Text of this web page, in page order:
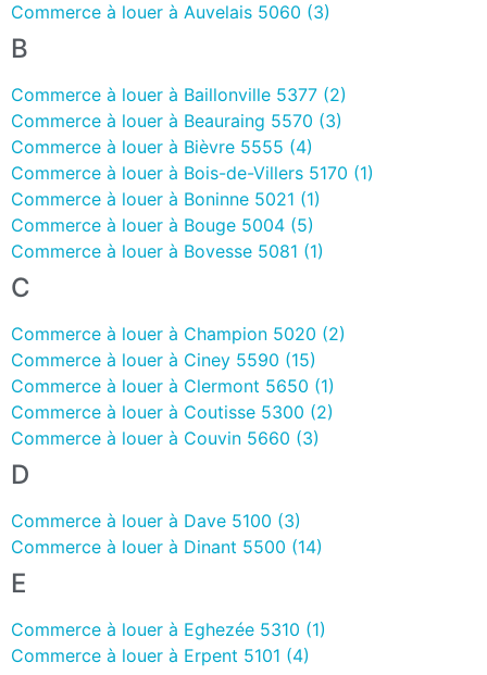
Commerce à louer à Auvelais 5060 (3)
B
Commerce à louer à Baillonville 5377 (2)
Commerce à louer à Beauraing 5570 (3)
Commerce à louer à Bièvre 5555 (4)
Commerce à louer à Bois-de-Villers 5170 (1)
Commerce à louer à Boninne 5021 (1)
Commerce à louer à Bouge 5004 (5)
Commerce à louer à Bovesse 5081 (1)
C
Commerce à louer à Champion 5020 (2)
Commerce à louer à Ciney 5590 (15)
Commerce à louer à Clermont 5650 (1)
Commerce à louer à Coutisse 5300 (2)
Commerce à louer à Couvin 5660 (3)
D
Commerce à louer à Dave 5100 (3)
Commerce à louer à Dinant 5500 (14)
E
Commerce à louer à Eghezée 5310 (1)
Commerce à louer à Erpent 5101 (4)